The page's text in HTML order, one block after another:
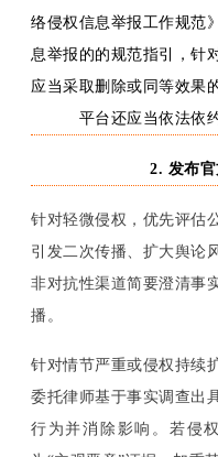
络侵权信息举报工作规范
息举报的的规范指引，针
应当采取删除或同等效果
平台还应当依法依
2. 发布
针对轻微侵权 ， 优先评估
引发二次传播、扩大舆论
非对抗性渠道简要澄清事
播。
针对情节严重或侵权持续
委托律师基于事实调查出
行为并消除影响。若侵